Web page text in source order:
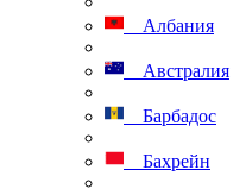
Албания
Австралия
Барбадос
Бахрейн